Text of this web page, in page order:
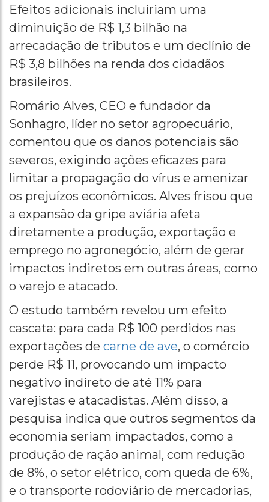
Efeitos adicionais incluiriam uma
diminuição de R$ 1,3 bilhão na
arrecadação de tributos e um declínio de
R$ 3,8 bilhões na renda dos cidadãos
brasileiros.
Romário Alves, CEO e fundador da
Sonhagro, líder no setor agropecuário,
comentou que os danos potenciais são
severos, exigindo ações eficazes para
limitar a propagação do vírus e amenizar
os prejuízos econômicos. Alves frisou que
a expansão da gripe aviária afeta
diretamente a produção, exportação e
emprego no agronegócio, além de gerar
impactos indiretos em outras áreas, como
o varejo e atacado.
O estudo também revelou um efeito
cascata: para cada R$ 100 perdidos nas
exportações de carne de ave, o comércio
perde R$ 11, provocando um impacto
negativo indireto de até 11% para
varejistas e atacadistas. Além disso, a
pesquisa indica que outros segmentos da
economia seriam impactados, como a
produção de ração animal, com redução
de 8%, o setor elétrico, com queda de 6%,
e o transporte rodoviário de mercadorias,